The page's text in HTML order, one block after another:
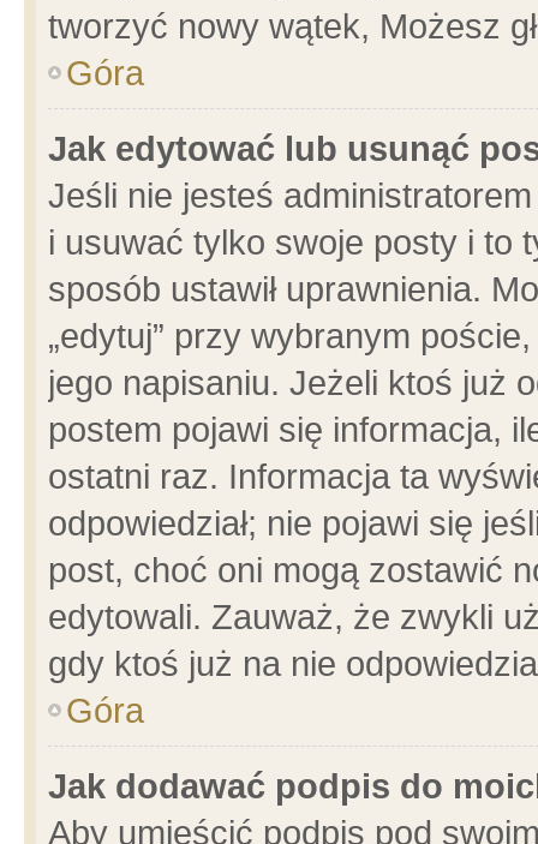
tworzyć nowy wątek, Możesz
Góra
Jak edytować lub usunąć
Jeśli nie jesteś
i usuwać tylko swoje posty i to
sposób ustawił uprawnienia.
„edytuj” przy wybranym
jego napisaniu. Jeżeli ktoś już
postem pojawi się informacja,
ostatni raz. Informacja ta
odpowiedział; nie pojawi się
post, choć oni mogą zostawić
edytowali. Zauważ, że zwykli
gdy ktoś już na nie
Góra
Jak dodawać podpis do
Aby umieścić podpis pod